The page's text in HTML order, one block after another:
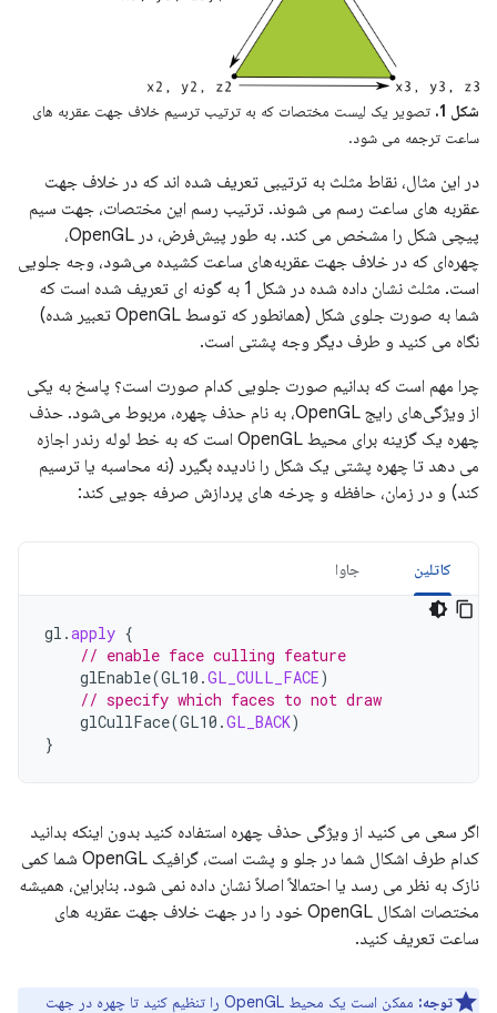
شکل 1.
تصویر یک لیست مختصات که به ترتیب ترسیم خلاف جهت عقربه های
ساعت ترجمه می شود.
در این مثال، نقاط مثلث به ترتیبی تعریف شده اند که در خلاف جهت
عقربه های ساعت رسم می شوند. ترتیب رسم این مختصات، جهت سیم
پیچی شکل را مشخص می کند. به طور پیش‌فرض، در OpenGL،
چهره‌ای که در خلاف جهت عقربه‌های ساعت کشیده می‌شود، وجه جلویی
است. مثلث نشان داده شده در شکل 1 به گونه ای تعریف شده است که
شما به صورت جلوی شکل (همانطور که توسط OpenGL تعبیر شده)
نگاه می کنید و طرف دیگر وجه پشتی است.
چرا مهم است که بدانیم صورت جلویی کدام صورت است؟ پاسخ به یکی
از ویژگی‌های رایج OpenGL، به نام حذف چهره، مربوط می‌شود. حذف
چهره یک گزینه برای محیط OpenGL است که به خط لوله رندر اجازه
می دهد تا چهره پشتی یک شکل را نادیده بگیرد (نه محاسبه یا ترسیم
کند) و در زمان، حافظه و چرخه های پردازش صرفه جویی کند:
کاتلین جاوا
gl .apply {
// enable face culling feature
glEnable(GL10 .GL_CULL_FACE)
// specify which faces to not draw
glCullFace(GL10 .GL_BACK)
}
اگر سعی می کنید از ویژگی حذف چهره استفاده کنید بدون اینکه بدانید
کدام طرف اشکال شما در جلو و پشت است، گرافیک OpenGL شما کمی
نازک به نظر می رسد یا احتمالاً اصلاً نشان داده نمی شود. بنابراین، همیشه
مختصات اشکال OpenGL خود را در جهت خلاف جهت عقربه های
ساعت تعریف کنید.
توجه:
ممکن است یک محیط OpenGL را تنظیم کنید تا چهره در جهت